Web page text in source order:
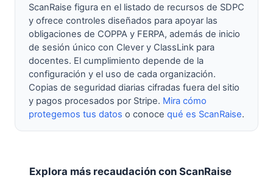
ScanRaise figura en el listado de recursos de SDPC
y ofrece controles diseñados para apoyar las
obligaciones de COPPA y FERPA, además de inicio
de sesión único con Clever y ClassLink para
docentes. El cumplimiento depende de la
configuración y el uso de cada organización.
Copias de seguridad diarias cifradas fuera del sitio
y pagos procesados por Stripe. Mira cómo
protegemos tus datos o conoce qué es ScanRaise.
Explora más recaudación con ScanRaise